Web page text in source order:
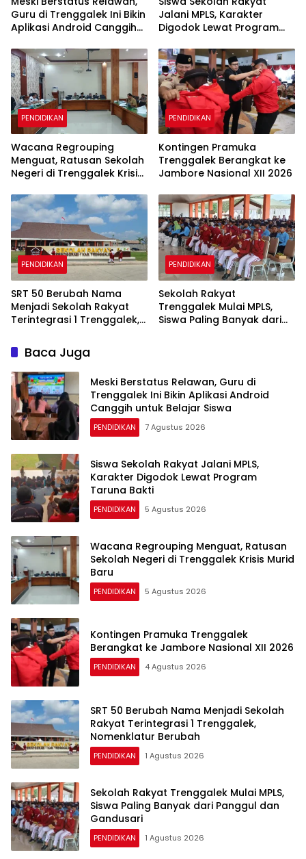
Guru di Trenggalek Ini Bikin
Aplikasi Android Canggih
Jalani MPLS, Karakter
Digodok Lewat Program
PENDIDIKAN
Wacana Regrouping
Menguat, Ratusan Sekolah
Negeri di Trenggalek Krisis
PENDIDIKAN
Kontingen Pramuka
Trenggalek Berangkat ke
Jambore Nasional XII 2026
PENDIDIKAN
SRT 50 Berubah Nama
Menjadi Sekolah Rakyat
Terintegrasi 1 Trenggalek,
PENDIDIKAN
Sekolah Rakyat
Trenggalek Mulai MPLS,
Siswa Paling Banyak dari
Baca Juga
Meski Berstatus Relawan, Guru di
Trenggalek Ini Bikin Aplikasi Android
Canggih untuk Belajar Siswa
PENDIDIKAN 7 Agustus 2026
Siswa Sekolah Rakyat Jalani MPLS,
Karakter Digodok Lewat Program
Taruna Bakti
PENDIDIKAN 5 Agustus 2026
Wacana Regrouping Menguat, Ratusan
Sekolah Negeri di Trenggalek Krisis Murid
Baru
PENDIDIKAN 5 Agustus 2026
Kontingen Pramuka Trenggalek
Berangkat ke Jambore Nasional XII 2026
PENDIDIKAN 4 Agustus 2026
SRT 50 Berubah Nama Menjadi Sekolah
Rakyat Terintegrasi 1 Trenggalek,
Nomenklatur Berubah
PENDIDIKAN 1 Agustus 2026
Sekolah Rakyat Trenggalek Mulai MPLS,
Siswa Paling Banyak dari Panggul dan
Gandusari
PENDIDIKAN 1 Agustus 2026